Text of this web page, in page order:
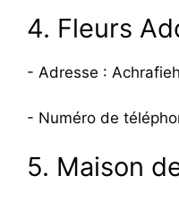
4. Fleurs
- Adresse :
- Numéro de
5. Maison